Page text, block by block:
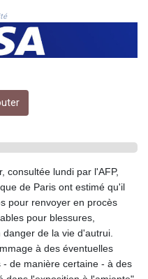
GHS 13.567791
GIP 0.855822
GMD 85.257004
GNF
10136.986094
GTQ 8.807392
GYD 241.487115
HKD 9.038495
consultée lundi par l'AFP,
de Paris ont estimé qu'il
pour renvoyer en procès
pour blessures,
de la vie d'autrui.
à des éventuelles
de manière certaine - à des